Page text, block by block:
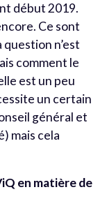
début 2019.
Ce sont
n’est
comment le
est un peu
un certain
général et
mais cela
en matière de